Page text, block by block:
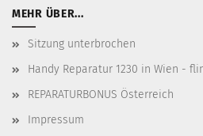
MEHR ÜBER...
Sitzung unterbrochen
Handy Reparatur 1230 in Wien -
REPARATURBONUS Österreich
Impressum